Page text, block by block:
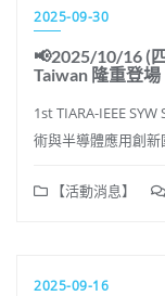
2025-09-30
📢2025/10/16 (
Taiwan 隆重登場
1st TIARA-IEEE
術與半導體應用創
【活動消息】
2025-09-16